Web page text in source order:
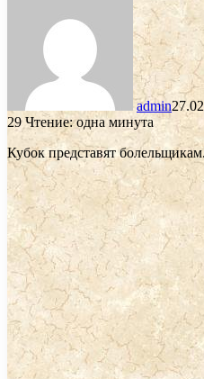
admin
29Чтение: одна минута
Кубок представят